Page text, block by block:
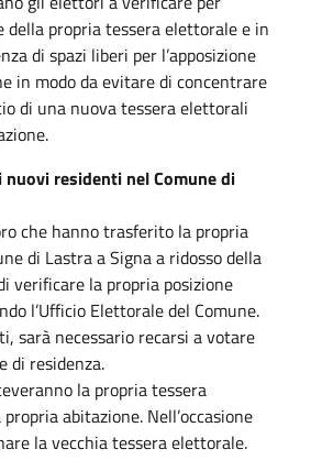
della propria tessera elettorale e in
di spazi liberi per l’apposizione
in modo da evitare di concentrare
di una nuova tessera elettorali
residenti nel Comune di
che hanno trasferito la propria
di Lastra a Signa a ridosso della
verificare la propria posizione
l’Ufficio Elettorale del Comune.
sarà necessario recarsi a votare
di residenza.
la propria tessera
abitazione. Nell’occasione
la vecchia tessera elettorale.